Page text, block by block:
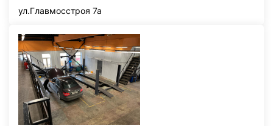
ул.Главмосстроя 7а